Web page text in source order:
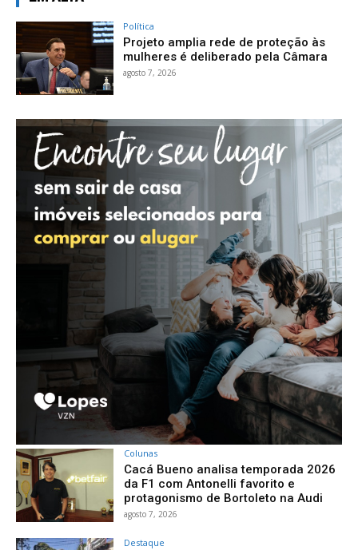
Política
Projeto amplia rede de proteção às
mulheres é deliberado pela Câmara
agosto 7, 2026
Colunas
Cacá Bueno analisa temporada 2026
da F1 com Antonelli favorito e
protagonismo de Bortoleto na Audi
agosto 7, 2026
Destaque